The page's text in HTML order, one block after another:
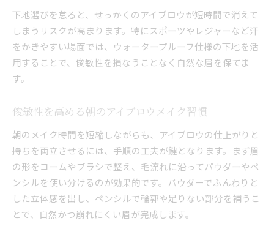
ト
自然な印象を崩さないアイブロウメイクのコツ
長持ちするアイブロウで理想の美眉をキープ
スポーツに強いアイブロウの落ちにくさを検証
アイブロウでアクティブな場面も安心の持続力
汗や動きに負けないアイブロウテクニック
落ちないアイブロウでスポーツの印象アップ
アクティブシーンに最適なアイブロウ選び
長持ちするアイブロウ選びのポイント徹底解説
長持ちアイブロウの特徴と選び方の比較
下地選びを怠ると、せっかくのアイブロウが短時間で消えて
しまうリスクが高まります。特にスポーツやレジャーなど汗
をかきやすい場面では、ウォータープルーフ仕様の下地を活
用することで、俊敏性を損なうことなく自然な眉を保てま
す。
俊敏性を高める朝のアイブロウメイク習慣
朝のメイク時間を短縮しながらも、アイブロウの仕上がりと
持ちを両立させるには、手順の工夫が鍵となります。まず眉
の形をコームやブラシで整え、毛流れに沿ってパウダーやペ
ンシルを使い分けるのが効果的です。パウダーでふんわりと
した立体感を出し、ペンシルで輪郭や足りない部分を補うこ
とで、自然かつ崩れにくい眉が完成します。